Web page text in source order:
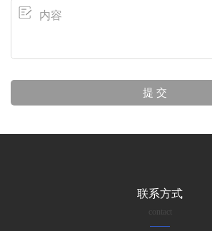
联系方式
contact